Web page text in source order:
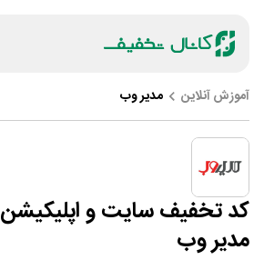
آموزش آنلاین مدیر وب
کد تخفیف سایت و اپلیکیشن
مدیر وب